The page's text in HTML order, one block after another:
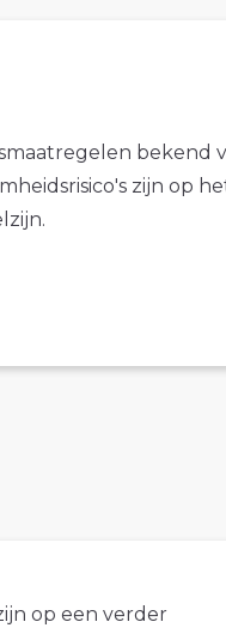
bekend
zijn op
op een verder